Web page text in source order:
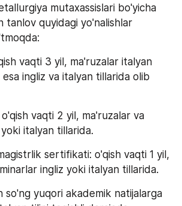
mutaxassislari bo'yicha
tanlov quyidagi yo'nalishlar
vaqti 3 yil, ma'ruzalar italyan
ingliz va italyan tillarida olib
vaqti 2 yil, ma'ruzalar va
italyan tillarida.
sertifikati: o'qish vaqti 1 yil,
ingliz yoki italyan tillarida.
so'ng yuqori akademik natijalarga